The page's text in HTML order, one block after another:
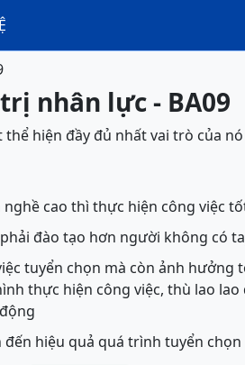
nhân lực - BA09
hiện đầy đủ nhất vai trò của nó
cao thì thực hiện công việc
đào tạo hơn người không có
tuyển chọn mà còn ảnh hưởng
thực hiện công việc, thù lao
hiệu quả quá trình tuyển chọn